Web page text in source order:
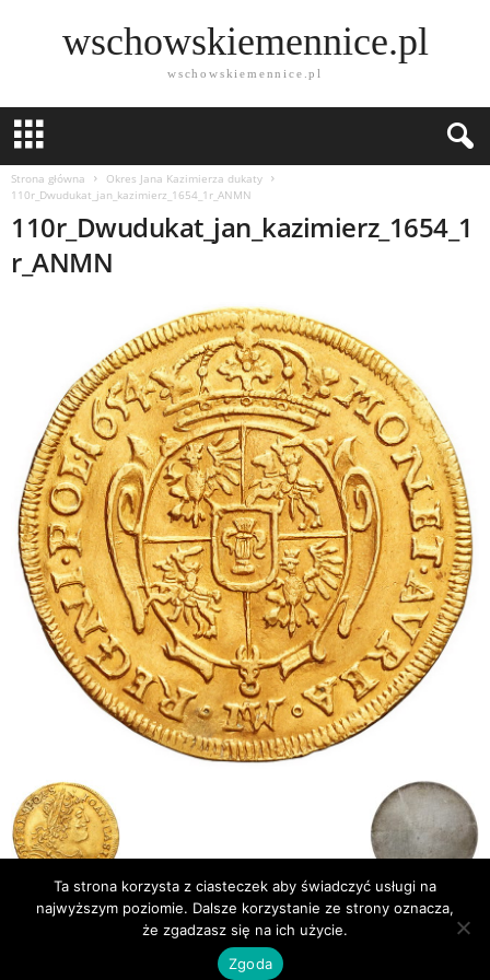
wschowskiemennice.pl
wschowskiemennice.pl
Strona główna
Okres Jana Kazimierza dukaty
110r_Dwudukat_jan_kazimierz_1654_1r_ANMN
110r_Dwudukat_jan_kazimierz_1654_1
r_ANMN
Publikacje
Bibliografia
© Newsmag WordPress Theme by TagDiv
Ta strona korzysta z ciasteczek aby świadczyć usługi na
najwyższym poziomie. Dalsze korzystanie ze strony oznacza,
że zgadzasz się na ich użycie.
Zgoda